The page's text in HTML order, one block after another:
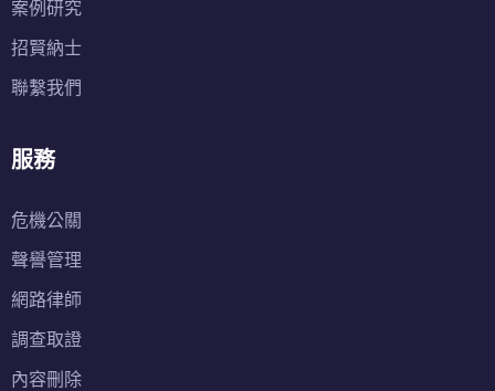
案例研究
招賢納士
聯繫我們
服務
危機公關
聲譽管理
網路律師
調查取證
內容刪除